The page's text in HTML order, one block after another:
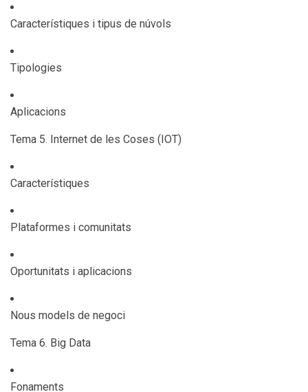
Característiques i tipus de núvols
Tipologies
Aplicacions
Tema 5. Internet de les Coses (IOT)
Característiques
Plataformes i comunitats
Oportunitats i aplicacions
Nous models de negoci
Tema 6. Big Data
Fonaments